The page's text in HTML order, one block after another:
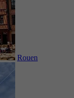
Rouen